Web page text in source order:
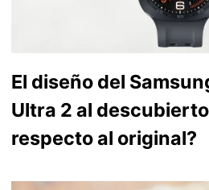
El diseño del
Ultra 2 al
respecto al original?